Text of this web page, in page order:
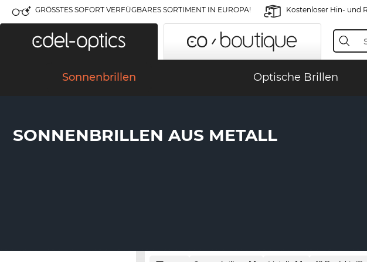
GRÖSSTES SOFORT VERFÜGBARES SORTIMENT IN EUROPA! Kostenloser Hin- und
Sonnenbrillen Optische Brillen
SONNENBRILLEN AUS METALL